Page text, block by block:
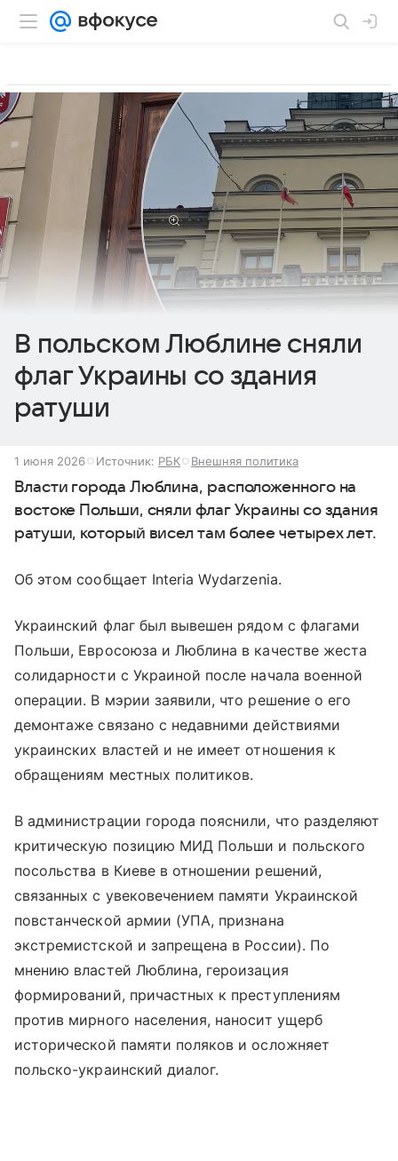
В польском Люблине сняли
флаг Украины со здания
ратуши
1 июня 2026 Источник: РБК Внешняя политика
Власти города Люблина, расположенного на
востоке Польши, сняли флаг Украины со здания
ратуши, который висел там более четырех лет.
Об этом сообщает Interia Wydarzenia.
Украинский флаг был вывешен рядом с флагами
Польши, Евросоюза и Люблина в качестве жеста
солидарности с Украиной после начала военной
операции. В мэрии заявили, что решение о его
демонтаже связано с недавними действиями
украинских властей и не имеет отношения к
обращениям местных политиков.
В администрации города пояснили, что разделяют
критическую позицию МИД Польши и польского
посольства в Киеве в отношении решений,
связанных с увековечением памяти Украинской
повстанческой армии (УПА, признана
экстремистской и запрещена в России). По
мнению властей Люблина, героизация
формирований, причастных к преступлениям
против мирного населения, наносит ущерб
исторической памяти поляков и осложняет
польско-украинский диалог.